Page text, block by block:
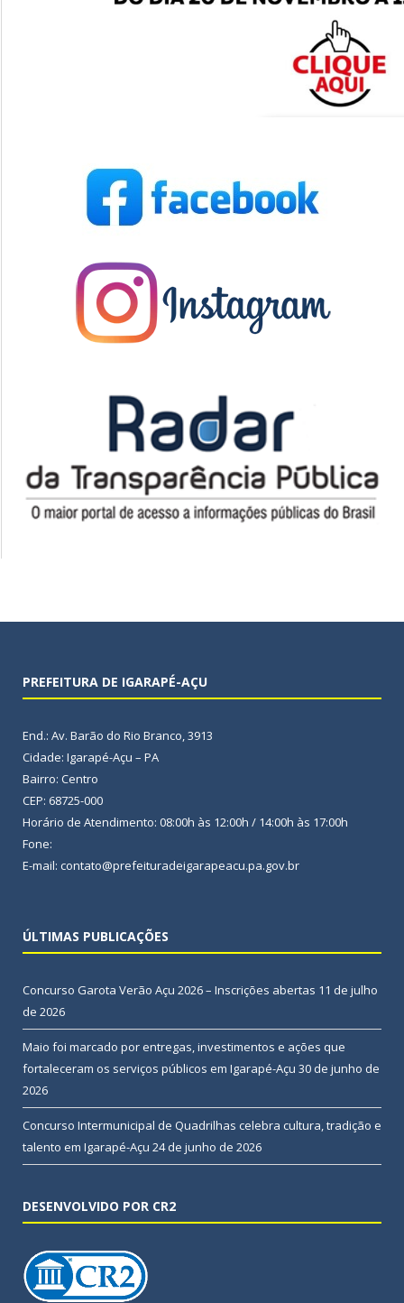
PREFEITURA DE IGARAPÉ-AÇU
End.: Av. Barão do Rio Branco, 3913
Cidade: Igarapé-Açu – PA
Bairro: Centro
CEP: 68725-000
Horário de Atendimento: 08:00h às 12:00h / 14:00h às 17:00h
Fone:
E-mail: contato@prefeituradeigarapeacu.pa.gov.br
ÚLTIMAS PUBLICAÇÕES
Concurso Garota Verão Açu 2026 – Inscrições abertas 11 de julho
de 2026
Maio foi marcado por entregas, investimentos e ações que
fortaleceram os serviços públicos em Igarapé-Açu 30 de junho de
2026
Concurso Intermunicipal de Quadrilhas celebra cultura, tradição e
talento em Igarapé-Açu 24 de junho de 2026
DESENVOLVIDO POR CR2